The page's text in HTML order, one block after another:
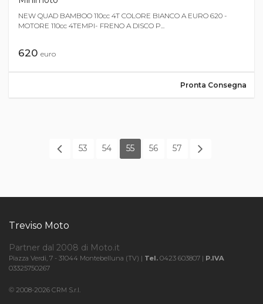
NEW QUAD BAMBOO 110cc 4T COLORE BIANCO A EURO 620 -
MOTORE 110cc 4TEMPI- FRENO A DISCO P...
620 euro
Pronta Consegna
53 54 55 56 57
Treviso Moto
Partner dal 2008 di Moto.it
Piazza Verdi, 7 - 31044 Montebelluna (TV) | Tel. 0423 603807 | P.IVA
03325750267
© 2008-2026 CRM S.r.l.